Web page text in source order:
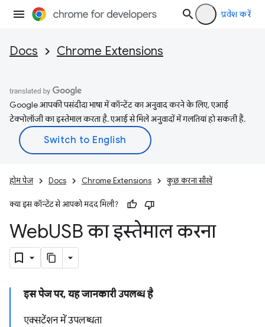
प्रवेश करें
Docs Chrome Extensions
Google आपकी पसंदीदा भाषा में कॉन्टेंट का अनुवाद करने के लिए, एआई
टेक्नोलॉजी का इस्तेमाल करता है. एआई से मिले अनुवादों में गलतियां हो सकती हैं.
होम पेज Docs Chrome Extensions कुछ करना सीखें
क्या इस कॉन्टेंट से आपको मदद मिली?
WebUSB का इस्तेमाल करना
इस पेज पर, यह जानकारी उपलब्ध है
एक्सटेंशन में उपलब्धता